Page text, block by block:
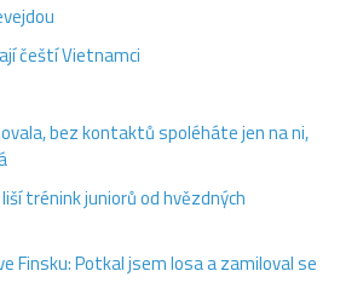
čeští Vietnamci
bez kontaktů spoléháte jen na ni,
trénink juniorů od hvězdných
Finsku: Potkal jsem losa a zamiloval se